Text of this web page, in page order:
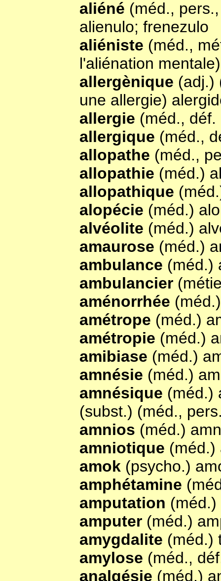
aliéné (méd.,
alienulo; frenezulo
aliéniste (méd.,
l'aliénation
allergènique (adj.)
une allergie)
allergie (méd.,
allergique (méd.,
allopathe (méd.,
allopathie (méd.)
allopathique
alopécie (méd.)
alvéolite (méd.)
amaurose (méd.)
ambulance (méd.)
ambulancier
aménorrhée
amétrope (méd.)
amétropie (méd.)
amibiase (méd.)
amnésie (méd.)
amnésique (méd.)
(subst.) (méd.,
amnios (méd.)
amniotique (méd.)
amok (psycho.)
amphétamine
amputation
amputer (méd.)
amygdalite (méd.)
amylose (méd.,
analgésie (méd.)